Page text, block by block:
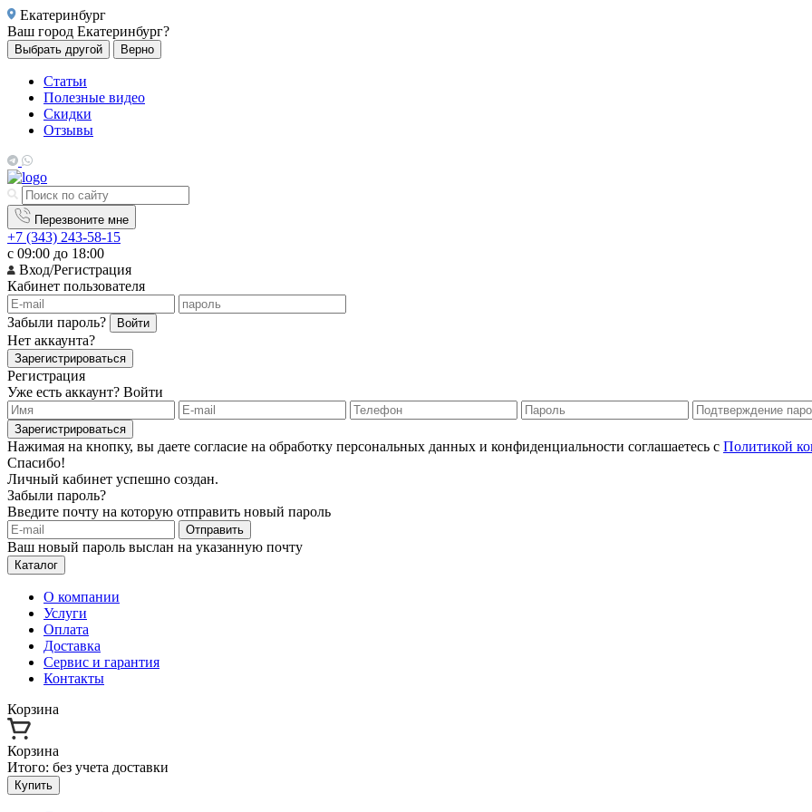
Екатеринбург
Ваш город Екатеринбург?
Выбрать другой Верно
Статьи
Полезные видео
Скидки
Отзывы
Перезвоните мне
+7 (343) 243-58-15
с 09:00 до 18:00
Вход/Регистрация
Кабинет пользователя
Забыли пароль? Войти
Нет аккаунта?
Зарегистрироваться
Регистрация
Уже есть аккаунт? Войти
Зарегистрироваться
Нажимая на кнопку, вы даете согласие на обработку персональных данных и конфиденциальности соглашаетесь с Политикой
Спасибо!
Личный кабинет успешно создан.
Забыли пароль?
Введите почту на которую отправить новый пароль
Отправить
Ваш новый пароль выслан на указанную почту
Каталог
О компании
Услуги
Оплата
Доставка
Сервис и гарантия
Контакты
Корзина
Корзина
Итого: без учета доставки
Купить